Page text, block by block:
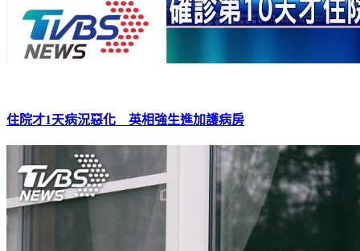
住院才1天病況惡化 英相強生進加護病房